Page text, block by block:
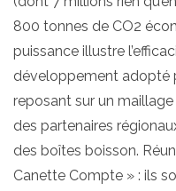
800 tonnes de CO2
puissance illustre
développement adopté
reposant sur un
des partenaires
des boîtes boisson.
Canette Compte » : ils